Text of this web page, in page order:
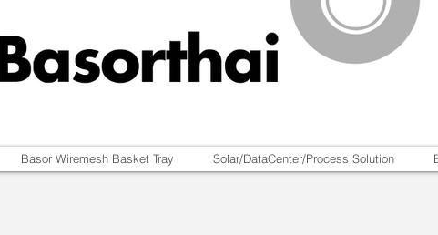
Basor Wiremesh Basket Tray Solar/DataCenter/Process Solution